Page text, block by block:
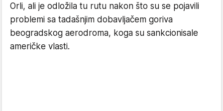
Orli, ali je odložila tu rutu nakon što su se pojavili
problemi sa tadašnjim dobavljačem goriva
beogradskog aerodroma, koga su sankcionisale
američke vlasti.